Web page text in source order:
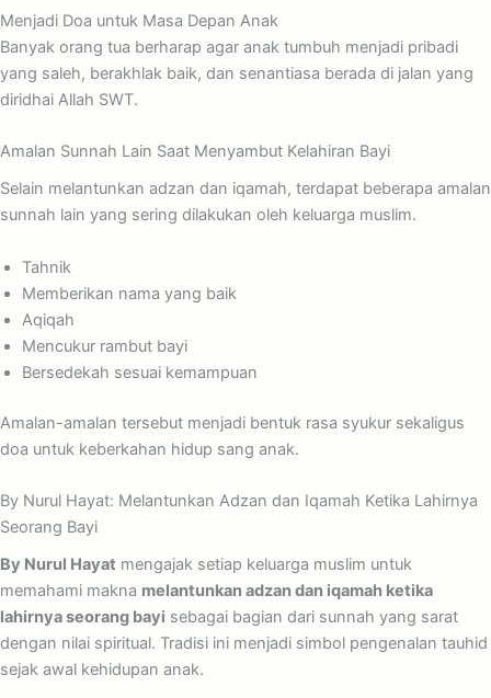
Menjadi Doa untuk Masa Depan Anak
Banyak orang tua berharap agar anak tumbuh menjadi pribadi
yang saleh, berakhlak baik, dan senantiasa berada di jalan yang
diridhai Allah SWT.
Amalan Sunnah Lain Saat Menyambut Kelahiran Bayi
Selain melantunkan adzan dan iqamah, terdapat beberapa amalan
sunnah lain yang sering dilakukan oleh keluarga muslim.
Tahnik
Memberikan nama yang baik
Aqiqah
Mencukur rambut bayi
Bersedekah sesuai kemampuan
Amalan-amalan tersebut menjadi bentuk rasa syukur sekaligus
doa untuk keberkahan hidup sang anak.
By Nurul Hayat: Melantunkan Adzan dan Iqamah Ketika Lahirnya
Seorang Bayi
By Nurul Hayat mengajak setiap keluarga muslim untuk
memahami makna melantunkan adzan dan iqamah ketika
lahirnya seorang bayi sebagai bagian dari sunnah yang sarat
dengan nilai spiritual. Tradisi ini menjadi simbol pengenalan tauhid
sejak awal kehidupan anak.